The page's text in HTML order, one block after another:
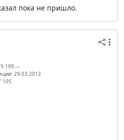
пока не пришло.
29.03.2012
105